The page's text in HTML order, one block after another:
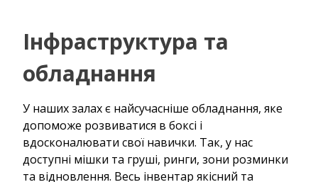
Інфраструктура та
обладнання
У наших залах є найсучасніше обладнання, яке
допоможе розвиватися в боксі і
вдосконалювати свої навички. Так, у нас
доступні мішки та груші, ринги, зони розминки
та відновлення. Весь інвентар якісний та